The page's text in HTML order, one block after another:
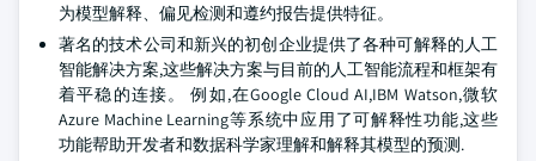
为模型解释、偏见检测和遵约报告提供特征。
著名的技术公司和新兴的初创企业提供了各种可解释的人工
智能解决方案,这些解决方案与目前的人工智能流程和框架有
着平稳的连接。 例如,在Google Cloud AI,IBM Watson,微软
Azure Machine Learning等系统中应用了可解释性功能,这些
功能帮助开发者和数据科学家理解和解释其模型的预测.